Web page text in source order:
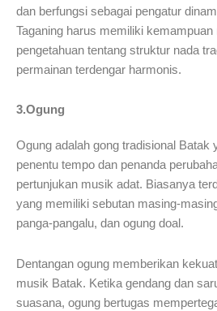
dan berfungsi sebagai pengatur
Taganing harus memiliki
pengetahuan tentang struktur nada
permainan terdengar harmonis.
3.Ogung
Ogung adalah gong tradisional Batak
penentu tempo dan penanda
pertunjukan musik adat. Biasanya
yang memiliki sebutan masing-
panga-pangalu, dan ogung doal.
Dentangan ogung memberikan
musik Batak. Ketika gendang dan
suasana, ogung bertugas